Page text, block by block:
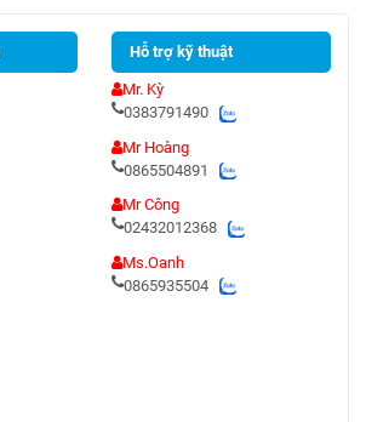
Hỗ trợ kỹ thuật
Mr. Kỳ
0383791490
Mr Hoàng
0865504891
Mr Công
02432012368
Ms.Oanh
0865935504